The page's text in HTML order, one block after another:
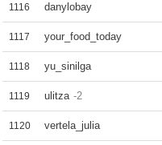
1116 danylobay
1117 your_food_today
1118 yu_sinilga
1119 ulitza -2
1120 vertela_julia